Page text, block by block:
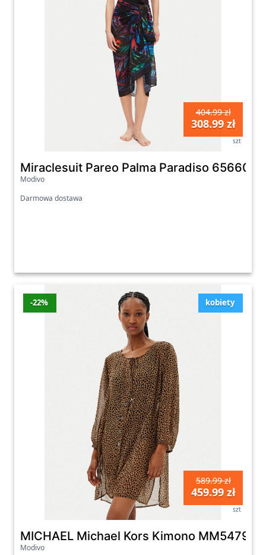
404.99 zł
308.99 zł
szt
Miraclesuit Pareo Palma Paradiso
Modivo
Darmowa dostawa
kobiety
-22%
589.99 zł
459.99 zł
szt
MICHAEL Michael Kors Kimono MM54791
Modivo